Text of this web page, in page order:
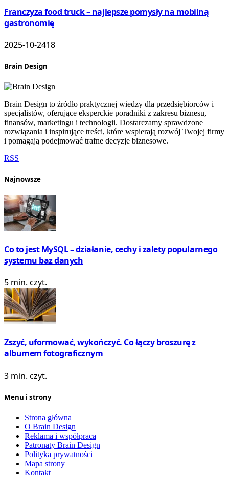
Franczyza food truck – najlepsze pomysły na mobilną
gastronomię
2025-10-2418
Brain Design
Brain Design to źródło praktycznej wiedzy dla przedsiębiorców i
specjalistów, oferujące eksperckie poradniki z zakresu biznesu,
finansów, marketingu i technologii. Dostarczamy sprawdzone
rozwiązania i inspirujące treści, które wspierają rozwój Twojej firmy
i pomagają podejmować trafne decyzje biznesowe.
RSS
Najnowsze
Co to jest MySQL – działanie, cechy i zalety popularnego
systemu baz danych
5 min. czyt.
Zszyć, uformować, wykończyć. Co łączy broszurę z
albumem fotograficznym
3 min. czyt.
Menu i strony
Strona główna
O Brain Design
Reklama i współpraca
Patronaty Brain Design
Polityka prywatności
Mapa strony
Kontakt